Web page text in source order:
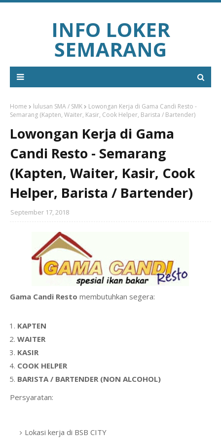
INFO LOKER
SEMARANG
Home lulusan SMA / SMK
Lowongan Kerja di Gama Candi Resto -
Semarang (Kapten, Waiter, Kasir, Cook Helper, Barista / Bartender)
Lowongan Kerja di Gama
Candi Resto - Semarang
(Kapten, Waiter, Kasir, Cook
Helper, Barista / Bartender)
September 17, 2018
Gama Candi Resto membutuhkan segera:
KAPTEN
WAITER
KASIR
COOK HELPER
BARISTA / BARTENDER (NON ALCOHOL)
Persyaratan:
Lokasi kerja di BSB CITY